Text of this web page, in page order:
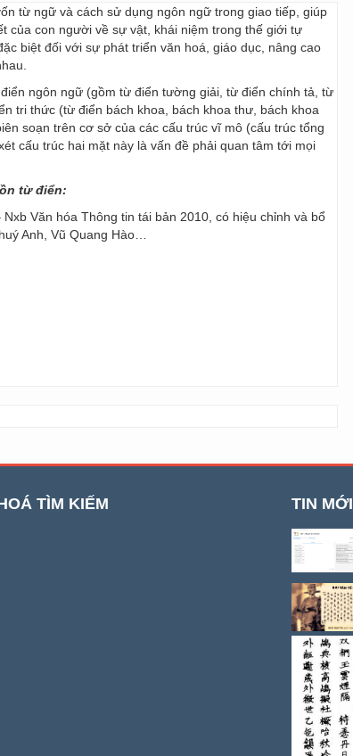
từ ngữ và cách sử dụng ngôn ngữ trong giao tiếp, giúp
của con người về sự vật, khái niệm trong thế giới tự
biệt đối với sự phát triển văn hoá, giáo dục, nâng cao
ngôn ngữ (gồm từ điển tường giải, từ điển chính tả, từ
tri thức (từ điển bách khoa, bách khoa thư, bách khoa
soạn trên cơ sở của các cấu trúc vĩ mô (cấu trúc tổng
cấu trúc hai mặt này là vấn đề phải quan tâm tới mọi
từ điển:
Văn hóa Thông tin tái bản 2010, có hiệu chỉnh và bổ
Anh, Vũ Quang Hào…
TÌM KIẾM TIN MỚI